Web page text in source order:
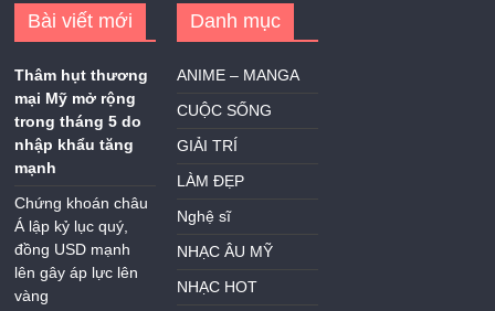
Bài viết mới
Thâm hụt thương
mại Mỹ mở rộng
trong tháng 5 do
nhập khẩu tăng
mạnh
Chứng khoán châu
Á lập kỷ lục quý,
đồng USD mạnh
lên gây áp lực lên
vàng
Danh mục
ANIME – MANGA
CUỘC SỐNG
GIẢI TRÍ
LÀM ĐẸP
Nghệ sĩ
NHẠC ÂU MỸ
NHẠC HOT